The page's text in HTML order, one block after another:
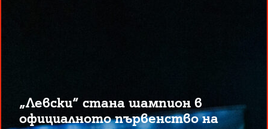
„Левски“ стана шампион в
официалното първенство на